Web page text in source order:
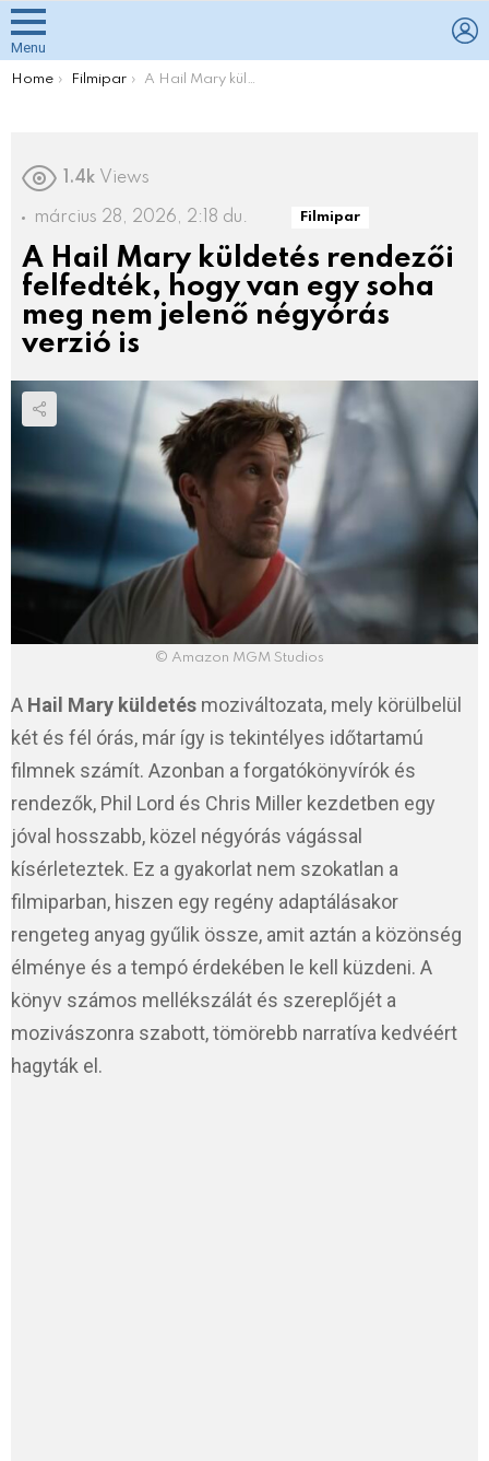
Menu
You are here:
Home Filmipar A Hail Mary küldetés rendezői felfedték, hogy van egy soha meg nem jelenő négyórás verzió is
1.4k Views
március 28, 2026, 2:18 du. Filmipar
A Hail Mary küldetés rendezői
felfedték, hogy van egy soha
meg nem jelenő négyórás
verzió is
© Amazon MGM Studios
A Hail Mary küldetés moziváltozata, mely körülbelül
két és fél órás, már így is tekintélyes időtartamú
filmnek számít. Azonban a forgatókönyvírók és
rendezők, Phil Lord és Chris Miller kezdetben egy
jóval hosszabb, közel négyórás vágással
kísérleteztek. Ez a gyakorlat nem szokatlan a
filmiparban, hiszen egy regény adaptálásakor
rengeteg anyag gyűlik össze, amit aztán a közönség
élménye és a tempó érdekében le kell küzdeni. A
könyv számos mellékszálát és szereplőjét a
mozivászonra szabott, tömörebb narratíva kedvéért
hagyták el.